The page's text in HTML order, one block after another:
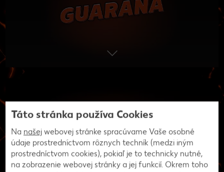
Táto stránka používa Cookies
Na našej webovej stránke spracúvame Vaše osobné
údaje prostredníctvom rôznych techník (medzi iným
prostredníctvom cookies), pokiaľ je to technicky nutné,
na zobrazenie webovej stránky a jej funkcií. Okrem toho